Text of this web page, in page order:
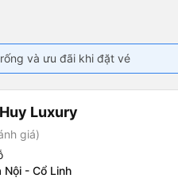
và ưu đãi khi đặt vé
Luxury
giá)
Nội - Cổ Linh